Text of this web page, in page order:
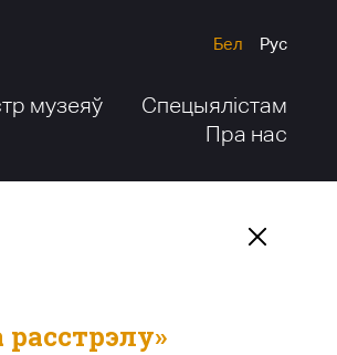
Бел Рус
музеяў
Спецыялістам
Пра нас
расстрэлу»